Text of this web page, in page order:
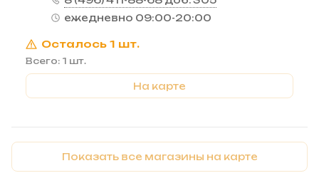
ежедневно 09:00-20:00
Осталось 1 шт.
Всего: 1 шт.
На карте
Показать все магазины на карте